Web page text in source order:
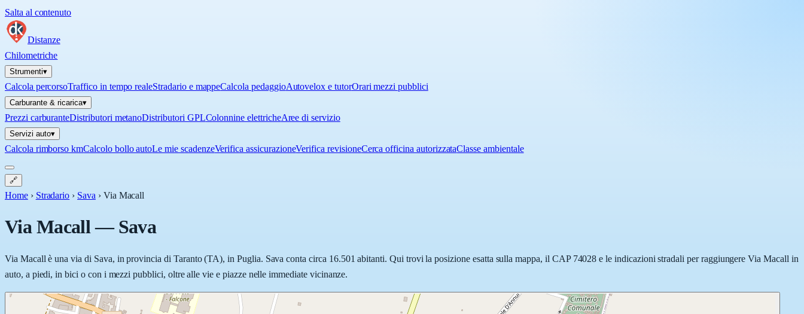
Salta al contenuto
Distanze
Chilometriche
Strumenti▾
Calcola percorsoTraffico in tempo realeStradario e mappeCalcola pedaggioAutovelox e tutorOrari mezzi pubblici
Carburante & ricarica▾
Prezzi carburanteDistributori metanoDistributori GPLColonnine elettricheAree di servizio
Servizi auto▾
Calcola rimborso kmCalcolo bollo autoLe mie scadenzeVerifica assicurazioneVerifica revisioneCerca officina autorizzataClasse ambientale
🔗
Home › Stradario › Sava › Via Macall
Via Macall—Sava
Via Macall è una via di Sava, in provincia di Taranto (TA), in Puglia. Sava conta circa 16.501 abitanti. Qui trovi la posizione esatta sulla mappa, il CAP 74028 e le indicazioni stradali per raggiungere Via Macall in
auto, a piedi, in bici o con i mezzi pubblici, oltre alle vie e piazze nelle immediate vicinanze.